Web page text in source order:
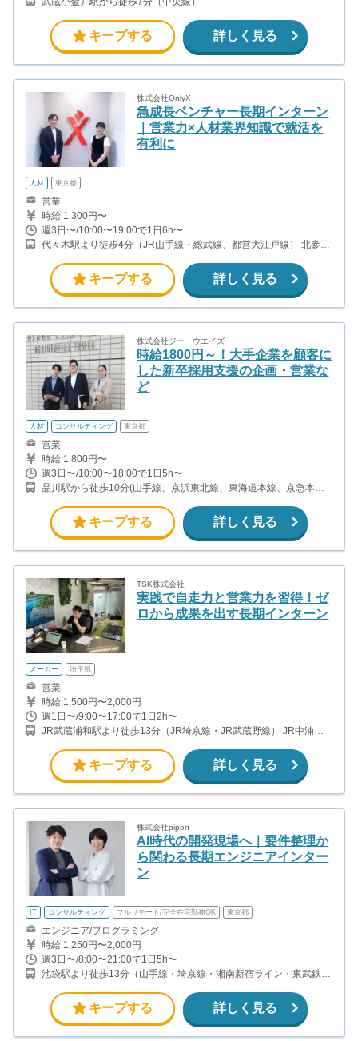
キープする 詳しく見る
株式会社OnlyX
急成長ベンチャー長期インターン
｜営業力×人材業界知識で就活を
有利に
人材 東京都
営業
時給 1,300円〜
週3日〜/10:00〜19:00で1日6h〜
代々木駅より徒歩4分（JR山手線・総武線、都営大江戸線） 北参道
キープする 詳しく見る
株式会社ジー・ウエイズ
時給1800円～！大手企業を顧客に
した新卒採用支援の企画・営業な
ど
人材 コンサルティング 東京都
営業
時給 1,800円〜
週3日〜/10:00〜18:00で1日5h〜
品川駅から徒歩10分(山手線、京浜東北線、東海道本線、京急本線
キープする 詳しく見る
TSK株式会社
実践で自走力と営業力を習得！ゼ
ロから成果を出す長期インターン
メーカー 埼玉県
営業
時給 1,500円〜2,000円
週1日〜/9:00〜17:00で1日2h〜
JR武蔵浦和駅より徒歩13分（JR埼京線・JR武蔵野線） JR中浦和
分（JR京浜東北線・JR高崎線・JR湘南新宿ライン）
キープする 詳しく見る
株式会社pipon
AI時代の開発現場へ｜要件整理か
ら関わる長期エンジニアインター
ン
IT コンサルティング フルリモート/完全在宅勤務OK 東京都
エンジニア/プログラミング
時給 1,250円〜2,000円
週3日〜/8:00〜21:00で1日5h〜
池袋駅より徒歩13分（山手線・埼京線・湘南新宿ライン・東武鉄道
キープする 詳しく見る